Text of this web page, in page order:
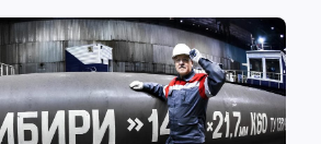
Обзоры
Интервью